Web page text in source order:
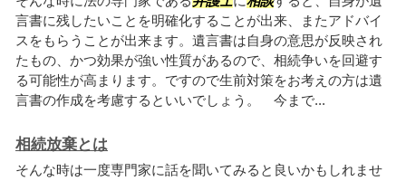
言書に残したいことを明確化することが出来、またアドバイ
スをもらうことが出来ます。遺言書は自身の意思が反映され
たもの、かつ効果が強い性質があるので、相続争いを回避す
る可能性が高まります。ですので生前対策をお考えの方は遺
言書の作成を考慮するといいでしょう。 今まで...
相続放棄とは
そんな時は一度専門家に話を聞いてみると良いかもしれませ